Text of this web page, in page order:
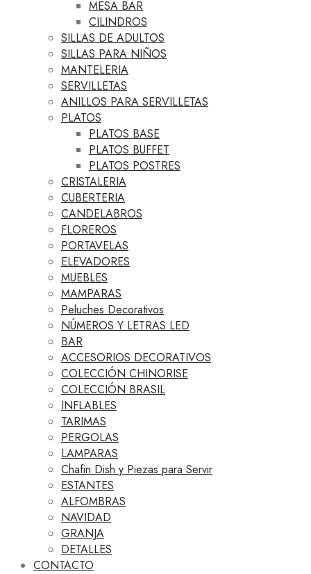
MESA BAR
CILINDROS
SILLAS DE ADULTOS
SILLAS PARA NIÑOS
MANTELERIA
SERVILLETAS
ANILLOS PARA SERVILLETAS
PLATOS
PLATOS BASE
PLATOS BUFFET
PLATOS POSTRES
CRISTALERIA
CUBERTERIA
CANDELABROS
FLOREROS
PORTAVELAS
ELEVADORES
MUEBLES
MAMPARAS
Peluches Decorativos
NÚMEROS Y LETRAS LED
BAR
ACCESORIOS DECORATIVOS
COLECCIÓN CHINORISE
COLECCIÓN BRASIL
INFLABLES
TARIMAS
PERGOLAS
LAMPARAS
Chafin Dish y Piezas para Servir
ESTANTES
ALFOMBRAS
NAVIDAD
GRANJA
DETALLES
CONTACTO